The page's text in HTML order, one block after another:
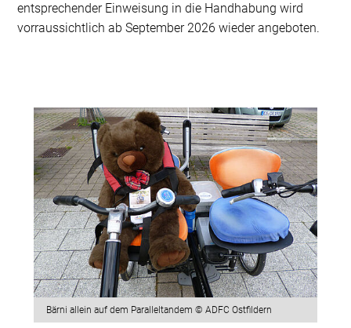
entsprechender Einweisung in die Handhabung wird
vorraussichtlich ab September 2026 wieder angeboten.
Bärni allein auf dem Paralleltandem © ADFC Ostfildern